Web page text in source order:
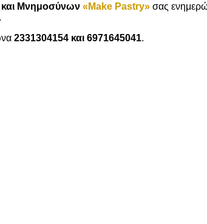
και Μνημοσύνων «Make Pastry» σας
2331304154 και 6971645041.